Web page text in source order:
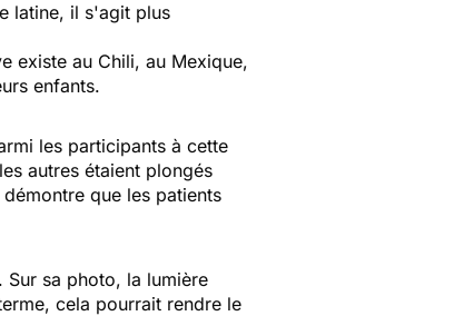
latine, il s'agit plus
existe au Chili, au Mexique,
enfants.
les participants à cette
autres étaient plongés
que les patients
sa photo, la lumière
cela pourrait rendre le